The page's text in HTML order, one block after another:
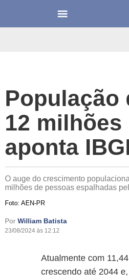
População
12 milhões
aponta
O auge do crescimento
milhões de pessoas espalhadas
Foto: AEN-PR
Por William Batista
23/08/2024 às 12:12
Atualmente com
crescendo até 2044